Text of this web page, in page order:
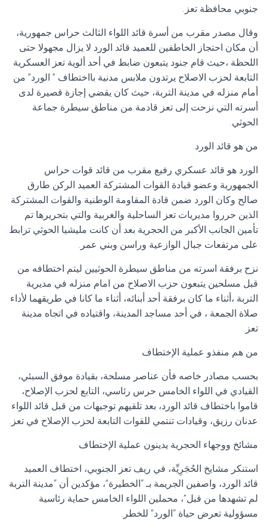
جنوبي محافظة تعز.
وقال مصدر مقرب من أسرة قائد اللواء الثالث حراس جمهورية،
أن مكان احتجاز الخاطفين للعميد قائد الورد لا يزال مجهولا حتى
اللحظة ،حيث قام جنود يتبعون ضابط في أحد ألوية تعز العسكرية
التابعة لحزب الاصلاح يرتدون ملابس مدنية بااختطاف ” الورد” من
أمام منزله في مدينة التربة، حيث كان يقضي إجازة قصيرة لدى
أسرته التي نزحت إلى تعز قادمة من مناطق سيطرة جماعة
الحوثي.
من هو قائد الورد
الورد هو قائد عسكري رفيع مقرب من قائد قوات حراس
الجمهورية وعضو قيادة القوات المشتركة العميد الركن طارق
صالح وكان الورد ضمن قادة المقاومة الوطنية والقوات المشتركة
الذين حرروا مديريات تعز الساحلية والغربية والتي بتحريرها تم
تأمين الجانب الأكبر من الحجرية بعد أن كانت مليشيا الحوثي ترابط
على مرتفعات جبال الوازعية وراسن وبني عمر.
نزح برفقة اسرته من مناطق سيطرة الحوثيين ليتم اختطافه من
قبل مسلحين يتبعون حزب الاصلاح من امام منزله في مديرية
التربة ،أثناء ما كان برفقة أحد أبنائه، أثناء ما كانا في طريقهما لأداء
صلاة الجمعة ، في أحد مساجد المدينة، واقتياده في اتجاه مدينة
تعز.
من هم منفذو عملية الإختطاف
بحسب مصادر خاصه فأن عناصر مسلحة، بقيادة موفق السبئي،
القيادي في اللواء الخامس حرس رئاسي، التابع لحزب الإصلاح،
قاموا باختطاف قائد الورد، بعد تلقيهم توجيهات من قبل قائد اللواء
عدنان رزيق، وقيادات تنتمي للقوات التابعة لحزب الإصلاح في تعز.
مشائخ ووجهاء الحجرية يدينون عملية الإختطاف
استنكر مشايخ الحُجَرِيِّة، في ريف تعز الجنوبي، اختطاف العميد
قائد الورد، واصفين الجريمة بـ “الخطيرة”، مؤكدين أن “مدينة التربة
لم تشهدها من قبل”، محملين اللواء الخامس حماية رئاسية
مسؤولية تعرض حياة “الورد” للخطر.